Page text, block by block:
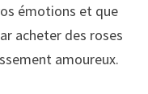
émotions et que
acheter des roses
amoureux.